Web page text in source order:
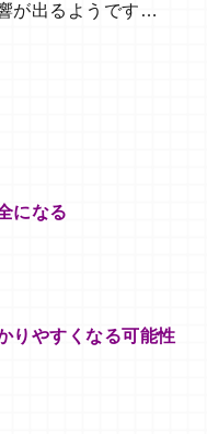
が出るようです…
になる
りやすくなる可能性